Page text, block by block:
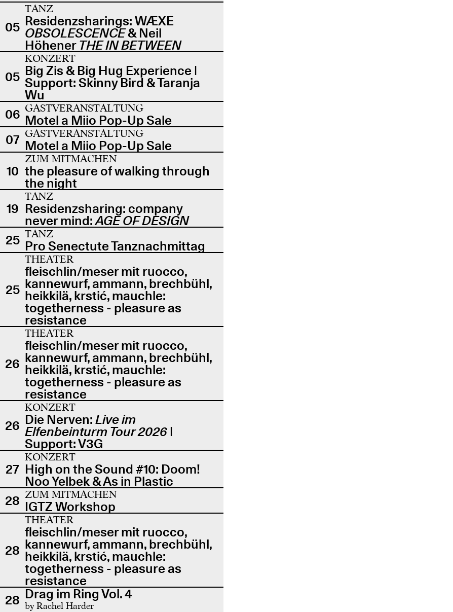
05
TANZ
Residenzsharings: WÆXE
OBSOLESCENCE& Neil
Höhener THE IN BETWEEN
05
KONZERT
Big Zis & Big Hug Experience |
Support: Skinny Bird & Taranja
Wu
06 GASTVERANSTALTUNG
Motel a Miio Pop-Up Sale
07 GASTVERANSTALTUNG
Motel a Miio Pop-Up Sale
10
ZUM MITMACHEN
the pleasure of walking through
the night
19
TANZ
Residenzsharing: company
never mind:AGE OF DESIGN
25 TANZ
Pro Senectute Tanznachmittag
25
THEATER
fleischlin/meser mit ruocco,
kannewurf, ammann, brechbühl,
heikkilä, krstić, mauchle:
togetherness - pleasure as
resistance
26
THEATER
fleischlin/meser mit ruocco,
kannewurf, ammann, brechbühl,
heikkilä, krstić, mauchle:
togetherness - pleasure as
resistance
26
KONZERT
Die Nerven:Live im
Elfenbeinturm Tour 2026 |
Support: V3G
27
KONZERT
High on the Sound #10: Doom!
Noo Yelbek & As in Plastic
28 ZUM MITMACHEN
IGTZ Workshop
28
THEATER
fleischlin/meser mit ruocco,
kannewurf, ammann, brechbühl,
heikkilä, krstić, mauchle:
togetherness - pleasure as
resistance
28 Drag im Ring Vol. 4
by Rachel Harder